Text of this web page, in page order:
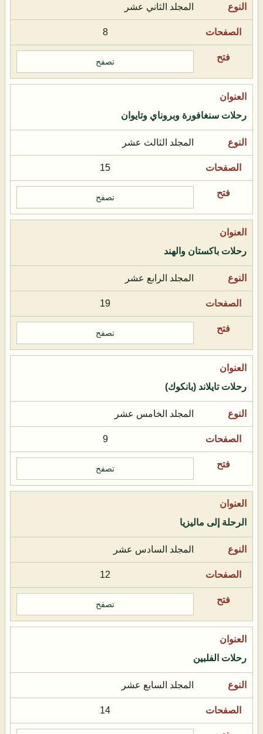
المجلد الثاني عشر
8
تصفح
رحلات سنغافورة وبروناي وتايوان
المجلد الثالث عشر
15
تصفح
رحلات باكستان والهند
المجلد الرابع عشر
19
تصفح
رحلات تايلاند (بانكوك)
المجلد الخامس عشر
9
تصفح
الرحلة إلى ماليزيا
المجلد السادس عشر
12
تصفح
رحلات الفلبين
المجلد السابع عشر
14